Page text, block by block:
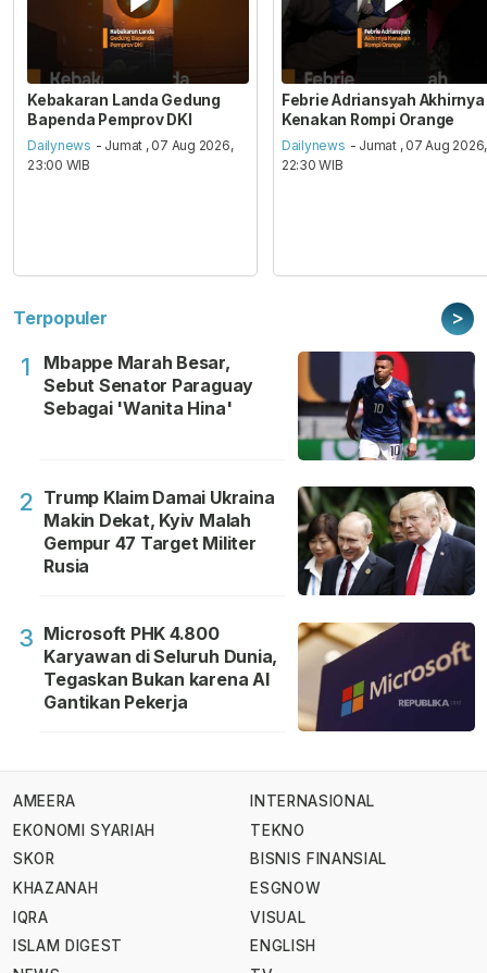
Kebakaran Landa Gedung
Bapenda Pemprov DKI
Dailynews - Jumat , 07 Aug 2026,
23:00 WIB
Febrie Adriansyah Akhirnya
Kenakan Rompi Orange
Dailynews - Jumat , 07 Aug 2026,
22:30 WIB
Terpopuler >
1
Mbappe Marah Besar,
Sebut Senator Paraguay
Sebagai 'Wanita Hina'
2 Trump Klaim Damai Ukraina
Makin Dekat, Kyiv Malah
Gempur 47 Target Militer
Rusia
3 Microsoft PHK 4.800
Karyawan di Seluruh Dunia,
Tegaskan Bukan karena AI
Gantikan Pekerja
AMEERA
EKONOMI SYARIAH
SKOR
KHAZANAH
IQRA
ISLAM DIGEST
INTERNASIONAL
TEKNO
BISNIS FINANSIAL
ESGNOW
VISUAL
ENGLISH